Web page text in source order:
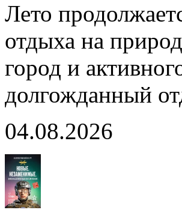
Лето
отдыха на
город и
долгожданный
04.08.2026